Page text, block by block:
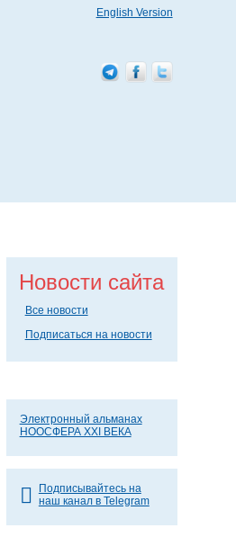
Новости сайта
Все новости
Подписаться на новости
Электронный альманах
НООСФЕРА XXI ВЕКА
Подписывайтесь на
наш канал в Telegram
English Version